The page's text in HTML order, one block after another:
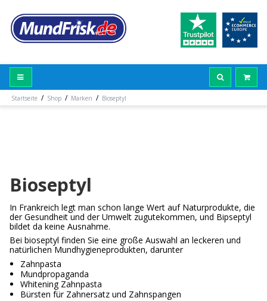
Startseite / Shop / Marken / Bioseptyl
Bioseptyl
In Frankreich legt man schon lange Wert auf Naturprodukte, die
der Gesundheit und der Umwelt zugutekommen, und Bipseptyl
bildet da keine Ausnahme.
Bei bioseptyl finden Sie eine große Auswahl an leckeren und
natürlichen Mundhygieneprodukten, darunter
Zahnpasta
Mundpropaganda
Whitening Zahnpasta
Bürsten für Zahnersatz und Zahnspangen